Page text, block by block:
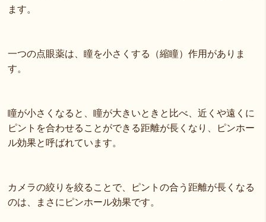
ます。
一つの点眼薬は、瞳を小さくする（縮瞳）作用がありま
す。
瞳が小さくなると、瞳が大きいときと比べ、近くや遠くに
ピントを合わせることができる距離が長くなり、ピンホー
ル効果と呼ばれています。
カメラの絞りを絞ることで、ピントの合う距離が長くなる
のは、まさにピンホール効果です。